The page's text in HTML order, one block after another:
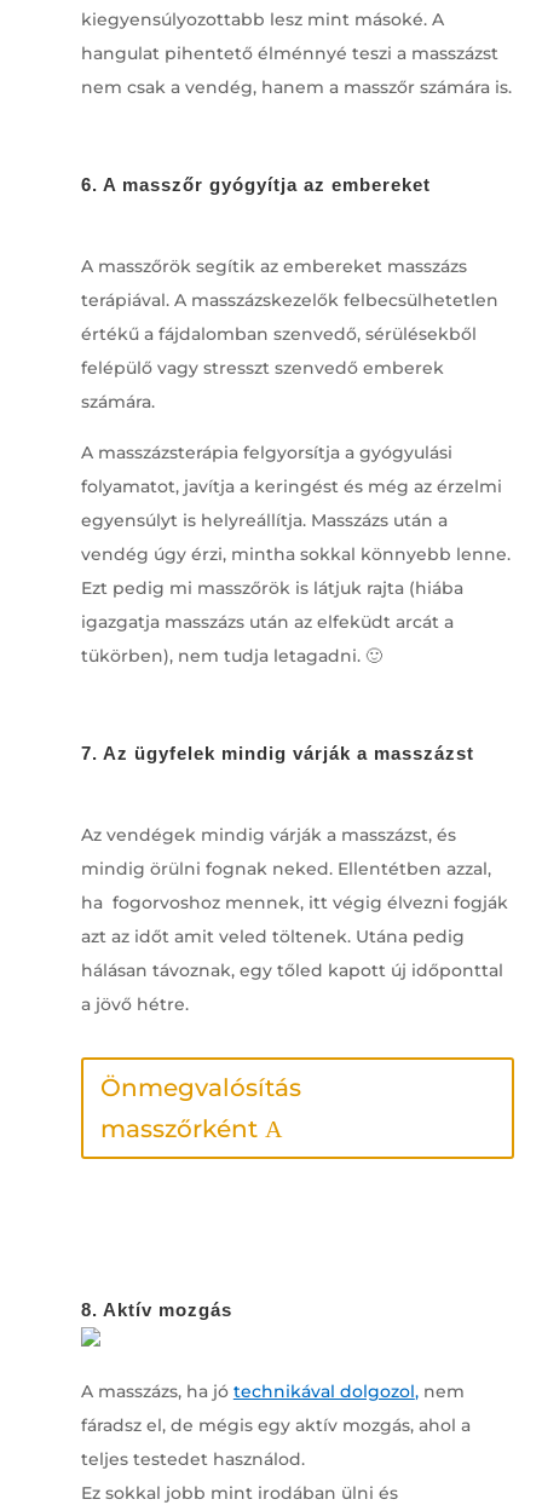
kiegyensúlyozottabb lesz mint másoké. A
hangulat pihentető élménnyé teszi a masszázst
nem csak a vendég, hanem a masszőr számára is.
6. A masszőr gyógyítja az embereket
A masszőrök segítik az embereket masszázs
terápiával. A masszázskezelők felbecsülhetetlen
értékű a fájdalomban szenvedő, sérülésekből
felépülő vagy stresszt szenvedő emberek
számára.
A masszázsterápia felgyorsítja a gyógyulási
folyamatot, javítja a keringést és még az érzelmi
egyensúlyt is helyreállítja. Masszázs után a
vendég úgy érzi, mintha sokkal könnyebb lenne.
Ezt pedig mi masszőrök is látjuk rajta (hiába
igazgatja masszázs után az elfeküdt arcát a
tükörben), nem tudja letagadni. 🙂
7. Az ügyfelek mindig várják a masszázst
Az vendégek mindig várják a masszázst, és
mindig örülni fognak neked. Ellentétben azzal,
ha fogorvoshoz mennek, itt végig élvezni fogják
azt az időt amit veled töltenek. Utána pedig
hálásan távoznak, egy tőled kapott új időponttal
a jövő hétre.
Önmegvalósítás
masszőrként
8. Aktív mozgás
A masszázs, ha jó technikával dolgozol,nem
fáradsz el, de mégis egy aktív mozgás, ahol a
teljes testedet használod.
Ez sokkal jobb mint irodában ülni és